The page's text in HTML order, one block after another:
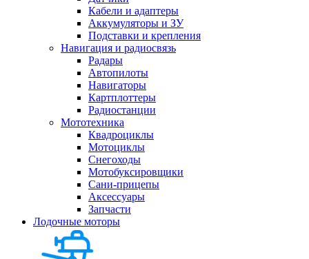
Кабели и адаптеры
Аккумуляторы и ЗУ
Подставки и крепления
Навигация и радиосвязь
Радары
Автопилоты
Навигаторы
Картплоттеры
Радиостанции
Мототехника
Квадроциклы
Мотоциклы
Снегоходы
Мотобуксировщики
Сани-прицепы
Аксессуары
Запчасти
Лодочные моторы